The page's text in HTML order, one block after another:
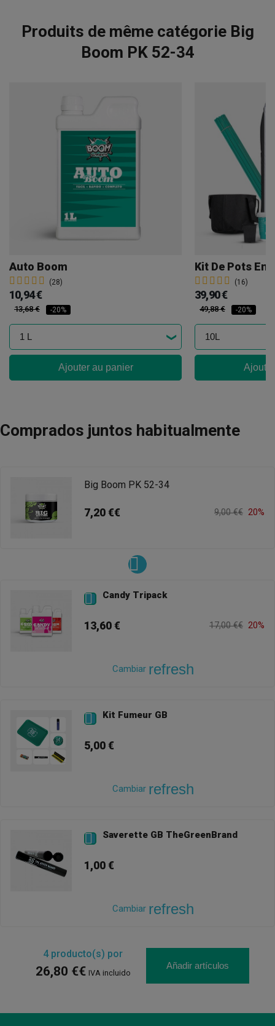
Produits de même catégorie Big
Boom PK 52-34
Auto Boom
(28)
10,94 €
13,68 € -20%
Ajouter au panier
Kit De Pots En
(16)
39,90 €
49,88 € -20%
Comprados juntos habitualmente
Big Boom PK 52-34
7,20 €€ 9,00 €€ 20%
 Candy Tripack
13,60 € 17,00 €€ 20%
Cambiar refresh
 Kit Fumeur GB
5,00 €
Cambiar refresh
 Saverette GB TheGreenBrand
1,00 €
Cambiar refresh
4producto(s) por
26,80 €€ IVA incluido
Añadir artículos